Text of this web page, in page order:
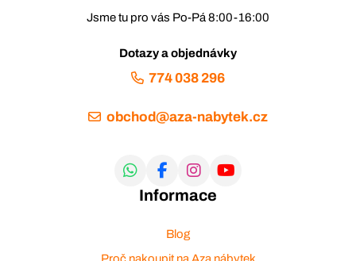
Jsme tu pro vás Po-Pá 8:00-16:00
Dotazy a objednávky
774 038 296
obchod@aza-nabytek.cz
Informace
Blog